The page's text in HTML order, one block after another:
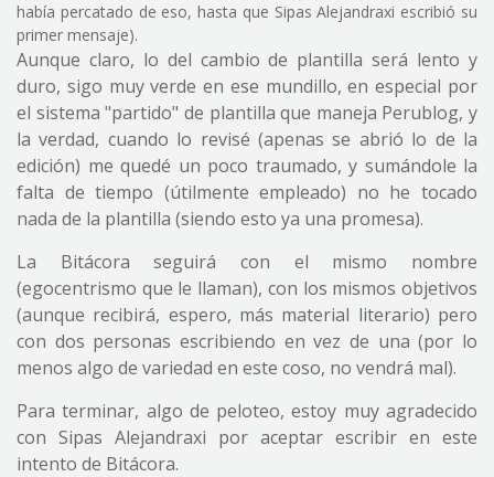
había percatado de eso, hasta que Sipas Alejandraxi escribió su
primer mensaje).
Aunque claro, lo del cambio de plantilla será lento y
duro, sigo muy verde en ese mundillo, en especial por
el sistema "partido" de plantilla que maneja Perublog, y
la verdad, cuando lo revisé (apenas se abrió lo de la
edición) me quedé un poco traumado, y sumándole la
falta de tiempo (útilmente empleado) no he tocado
nada de la plantilla (siendo esto ya una promesa).
La Bitácora seguirá con el mismo nombre
(egocentrismo que le llaman), con los mismos objetivos
(aunque recibirá, espero, más material literario) pero
con dos personas escribiendo en vez de una (por lo
menos algo de variedad en este coso, no vendrá mal).
Para terminar, algo de peloteo, estoy muy agradecido
con Sipas Alejandraxi por aceptar escribir en este
intento de Bitácora.